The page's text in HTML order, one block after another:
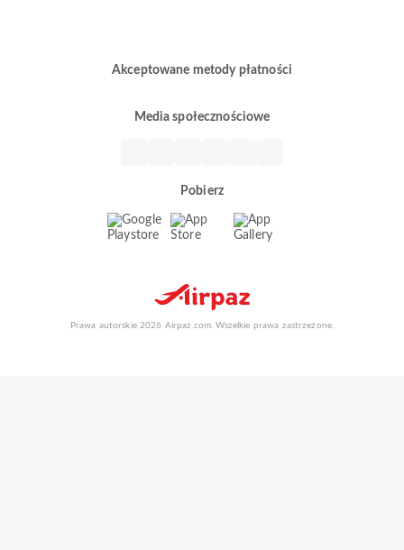
Akceptowane metody płatności
Media społecznościowe
Pobierz
Prawa autorskie 2026 Airpaz.com. Wszelkie prawa zastrzeżone.